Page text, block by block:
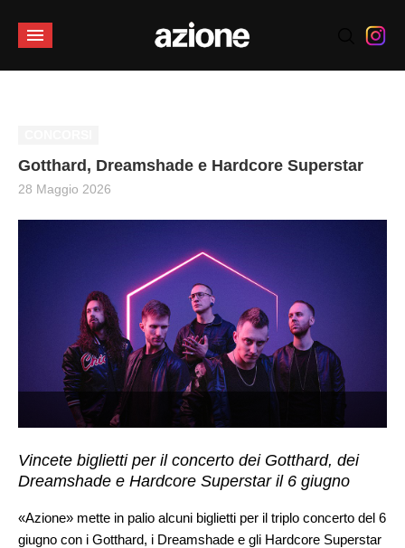
Gotthard, Dreamshade e Hardcore Superstar
28 Maggio 2026
Vincete biglietti per il concerto dei Gotthard, dei
Dreamshade e Hardcore Superstar il 6 giugno
«Azione» mette in palio alcuni biglietti per il triplo concerto del 6
giugno con i Gotthard, i Dreamshade e gli Hardcore Superstar